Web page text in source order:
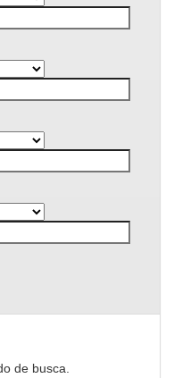
de busca.